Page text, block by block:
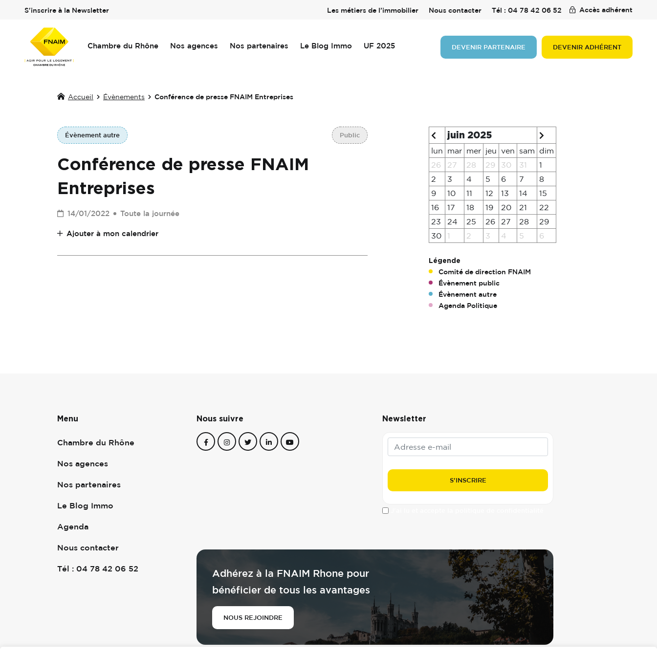
S'inscrire à la Newsletter Les métiers de l’immobilier Nous contacter Tél : 04 78 42 06 52 Accès adhérent
Chambre du Rhône Nos agences Nos partenaires Le Blog Immo UF 2025 DEVENIR PARTENAIRE DEVENIR ADHÉRENT
Accueil Évènements Conférence de presse FNAIM Entreprises
Évènement autre Public
Conférence de presse FNAIM
Entreprises
14/01/2022 Toute la journée
Ajouter à mon calendrier
juin 2025
lun mar mer jeu ven sam
dim
26
27 28 29 30 31
1
2
3 4 5 6 7
8
9
10 11 12 13 14
15
16
17 18 19 20 21
22
23
24 25 26 27 28
29
30
1 2 3 4 5 6
Légende
Comité de direction FNAIM
Évènement public
Évènement autre
Agenda Politique
Menu
Chambre du Rhône
Nos agences
Nos partenaires
Le Blog Immo
Agenda
Nous contacter
Tél : 04 78 42 06 52
Nous suivre Newsletter
Adhérez à la FNAIM Rhone pour
bénéficier de tous les avantages
NOUS REJOINDRE